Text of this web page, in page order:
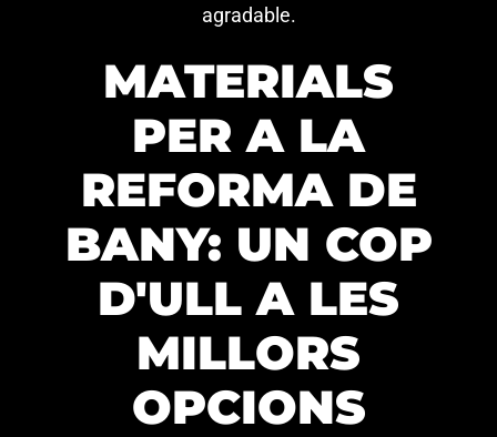
agradable.
MATERIALS
PER A LA
REFORMA DE
BANY: UN COP
D'ULL A LES
MILLORS
OPCIONS